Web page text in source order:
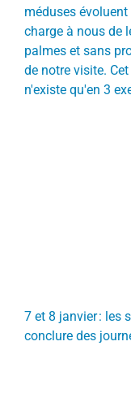
méduses
charge à nous de
palmes et sans
de notre visite.
n'existe qu'en 3
7 et 8 janvier : les
conclure des